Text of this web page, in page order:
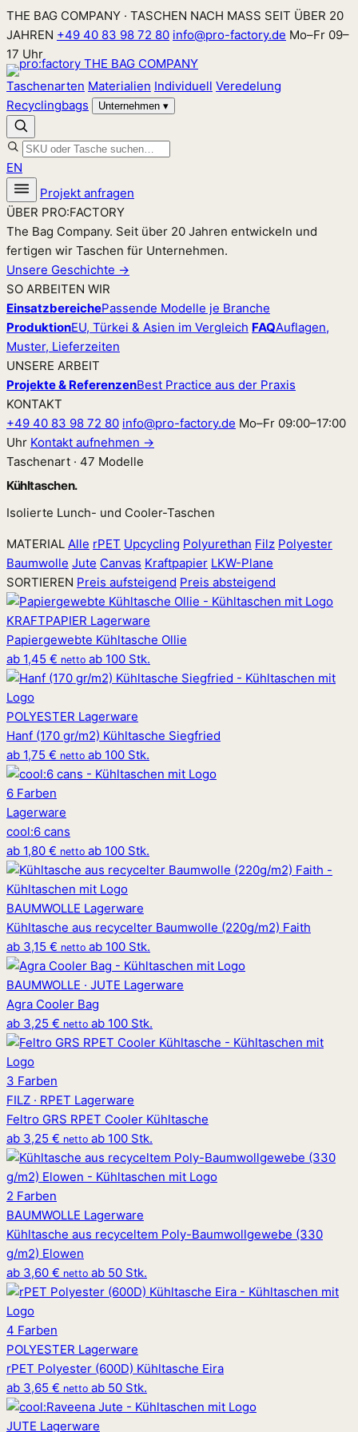
Zum
Inhalt
springen
THE BAG COMPANY · TASCHEN NACH MASS SEIT ÜBER 20
JAHREN +49 40 83 98 72 80 info@pro-factory.de Mo–Fr 09–
17 Uhr
Taschenarten Materialien Individuell Veredelung
Recyclingbags
Unternehmen ▾
EN
Projekt anfragen
ÜBER PRO:FACTORY
The Bag Company. Seit über 20 Jahren entwickeln und
fertigen wir Taschen für Unternehmen.
Unsere Geschichte →
SO ARBEITEN WIR
EinsatzbereichePassende Modelle je Branche
ProduktionEU, Türkei & Asien im Vergleich FAQAuflagen,
Muster, Lieferzeiten
UNSERE ARBEIT
Projekte & ReferenzenBest Practice aus der Praxis
KONTAKT
+49 40 83 98 72 80 info@pro-factory.de Mo–Fr 09:00–17:00
Uhr Kontakt aufnehmen →
Taschenart · 47 Modelle
Kühltaschen.
Isolierte Lunch- und Cooler-Taschen
MATERIAL Alle rPET Upcycling Polyurethan Filz Polyester
Baumwolle Jute Canvas Kraftpapier LKW-Plane
SORTIEREN Preis aufsteigend Preis absteigend
KRAFTPAPIER Lagerware
Papiergewebte Kühltasche Ollie
ab 1,45 € netto ab 100 Stk.
POLYESTER Lagerware
Hanf (170 gr/m2) Kühltasche Siegfried
ab 1,75 € netto ab 100 Stk.
6 Farben
Lagerware
cool:6 cans
ab 1,80 € netto ab 100 Stk.
BAUMWOLLE Lagerware
Kühltasche aus recycelter Baumwolle (220g/m2) Faith
ab 3,15 € netto ab 100 Stk.
BAUMWOLLE · JUTE Lagerware
Agra Cooler Bag
ab 3,25 € netto ab 100 Stk.
3 Farben
FILZ · RPET Lagerware
Feltro GRS RPET Cooler Kühltasche
ab 3,25 € netto ab 100 Stk.
2 Farben
BAUMWOLLE Lagerware
Kühltasche aus recyceltem Poly-Baumwollgewebe (330
g/m2) Elowen
ab 3,60 € netto ab 50 Stk.
4 Farben
POLYESTER Lagerware
rPET Polyester (600D) Kühltasche Eira
ab 3,65 € netto ab 50 Stk.
JUTE Lagerware